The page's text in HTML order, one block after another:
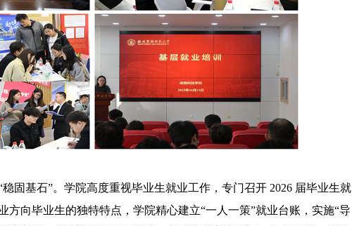
固基石”。学院高度重视毕业生就业工作，专门召开 2026 届毕业生就
方向毕业生的独特特点，学院精心建立“一人一策”就业台账，实施“导